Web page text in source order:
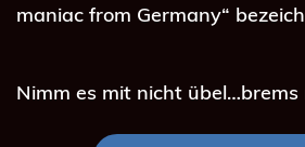
maniac from Germany“
Nimm es mit nicht übel…brems